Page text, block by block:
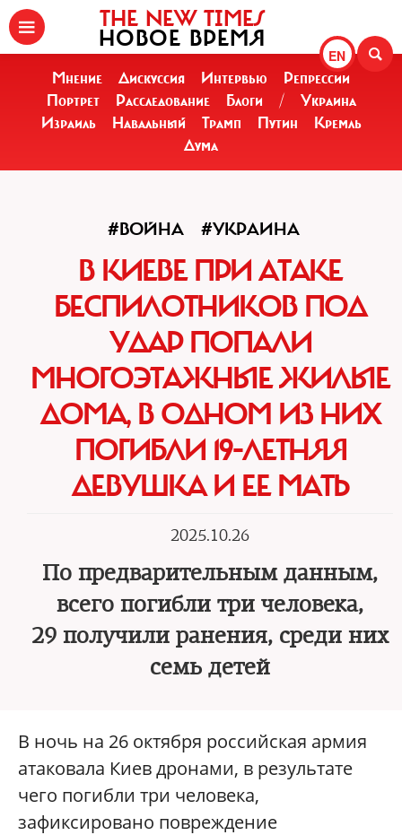
EN
THE NEW TIMES
НОВОЕ ВРЕМЯ
Мнение Дискуссия Интервью
Репрессии
Портрет
Расследование Блоги /
Украина
Израиль
Навальный Трамп Путин
Кремль
Дума
#ВОЙНА #УКРАИНА
В КИЕВЕ ПРИ АТАКЕ
БЕСПИЛОТНИКОВ ПОД
УДАР ПОПАЛИ
МНОГОЭТАЖНЫЕ ЖИЛЫЕ
ДОМА, В ОДНОМ ИЗ НИХ
ПОГИБЛИ 19-ЛЕТНЯЯ
ДЕВУШКА И ЕЕ МАТЬ
2025.10.26
По предварительным данным,
всего погибли три человека,
29 получили ранения, среди них
семь детей
В ночь на 26 октября российская армия
атаковала Киев дронами, в результате
чего погибли три человека,
зафиксировано повреждение